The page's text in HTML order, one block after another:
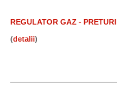
REGULATOR GAZ - PRETURI
( )